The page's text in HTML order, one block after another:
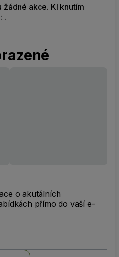
žádné akce. Kliknutím
.
o akutálních
přímo do vaší e-